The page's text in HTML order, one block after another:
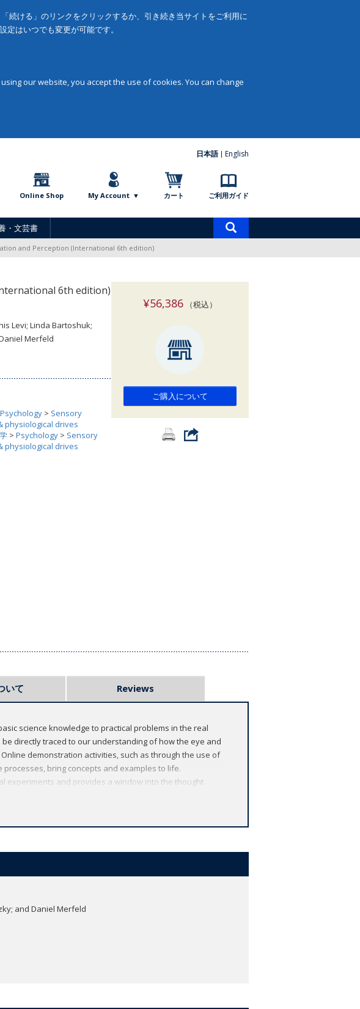
続ける」のリンクをクリックするか、引き続き当サイトをご利用に
はいつでも変更が可能です。
our website, you accept the use of cookies. You can change
日本語 English
Online Shop My Account カート ご利用ガイド
・文芸書
索
and Perception (International 6th edition)
6th edition)
Levi; Linda Bartoshuk;
Merfeld
Psychology > Sensory
physiological drives
> Psychology > Sensory
physiological drives
¥56,386（税込）
ご購入について
いて Reviews
science knowledge to practical problems in the real
directly traced to our understanding of how the eye and
demonstration activities, such as through the use of
bring concepts and examples to life.
experiments and provides a window into the thought
respective domains, strive to spread their enthusiasm
and Daniel Merfeld